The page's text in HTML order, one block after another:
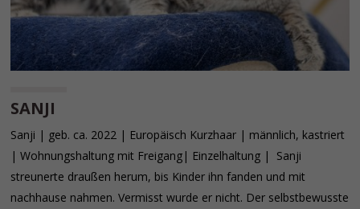
SANJI
Sanji | geb. ca. 2022 | Europäisch Kurzhaar | männlich, kastriert
| Wohnungshaltung mit Freigang| Einzelhaltung | Sanji
streunerte draußen herum, bis Kinder ihn fanden und mit
nachhause nahmen. Vermisst wurde er nicht. Der selbstbewusste